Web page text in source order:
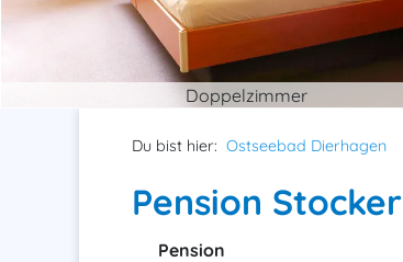
Doppelzimmer
Du bist hier: Ostseebad Dierhagen
Pension Stocker
Pension